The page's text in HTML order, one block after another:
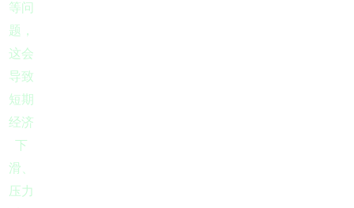
等问
题，
这会
导致
短期
经济
下
滑、
压力